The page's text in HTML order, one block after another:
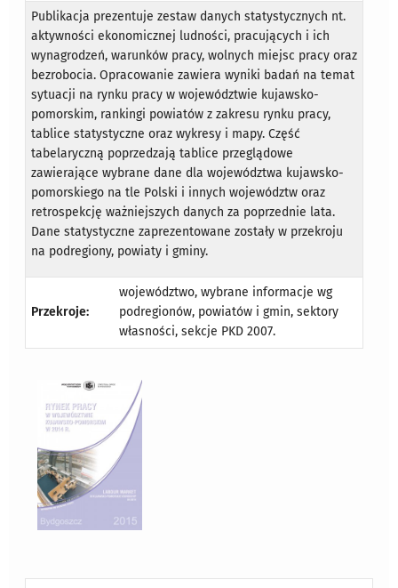
Publikacja prezentuje zestaw danych statystycznych nt.
aktywności ekonomicznej ludności, pracujących i ich
wynagrodzeń, warunków pracy, wolnych miejsc pracy oraz
bezrobocia. Opracowanie zawiera wyniki badań na temat
sytuacji na rynku pracy w województwie kujawsko-
pomorskim, rankingi powiatów z zakresu rynku pracy,
tablice statystyczne oraz wykresy i mapy. Część
tabelaryczną poprzedzają tablice przeglądowe
zawierające wybrane dane dla województwa kujawsko-
pomorskiego na tle Polski i innych województw oraz
retrospekcję ważniejszych danych za poprzednie lata.
Dane statystyczne zaprezentowane zostały w przekroju
na podregiony, powiaty i gminy.
Przekroje:
województwo, wybrane informacje wg
podregionów, powiatów i gmin, sektory
własności, sekcje PKD 2007.